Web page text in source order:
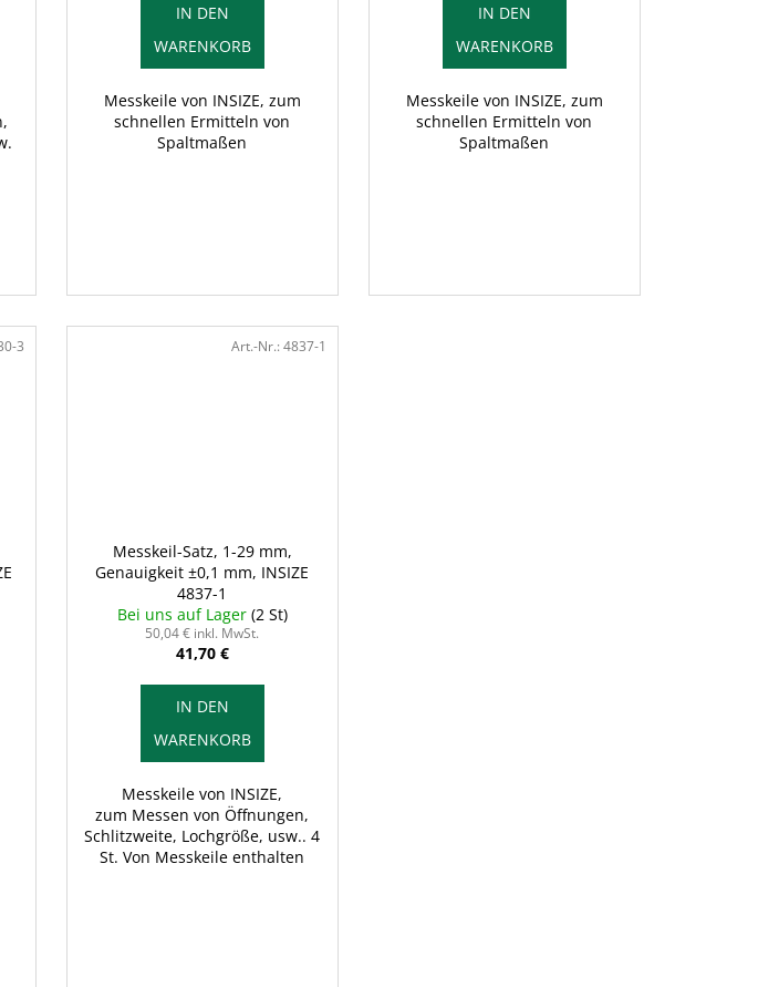
IN DEN
WARENKORB
Messkeile von INSIZE, zum
schnellen Ermitteln von
Spaltmaßen
IN DEN
WARENKORB
Messkeile von INSIZE, zum
schnellen Ermitteln von
Spaltmaßen
3
Messkeil-Satz, 1-29 mm,
Genauigkeit ±0,1 mm, INSIZE
4837-1
Bei uns auf Lager (2 St)
50,04 € inkl. MwSt.
41,70 €
IN DEN
WARENKORB
Messkeile von INSIZE,
zum Messen von Öffnungen,
Schlitzweite, Lochgröße, usw.. 4
St. Von Messkeile enthalten
Art.-Nr.: 4837-1